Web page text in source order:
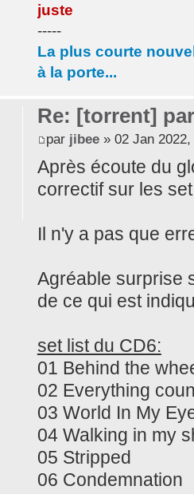
juste
-----
La plus courte
à la porte...
Re: [torrent]
par jibee» 02 Jan 2022,
Après écoute du
correctif sur les
Il n'y a pas que
Agréable surprise
de ce qui est
set list du CD6:
01 Behind the
02 Everything
03 World In My
04 Walking in my
05 Stripped
06 Condemnation